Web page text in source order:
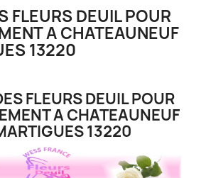
FLEURS DEUIL POUR
A CHATEAUNEUF
13220
FLEURS DEUIL POUR
A CHATEAUNEUF
13220